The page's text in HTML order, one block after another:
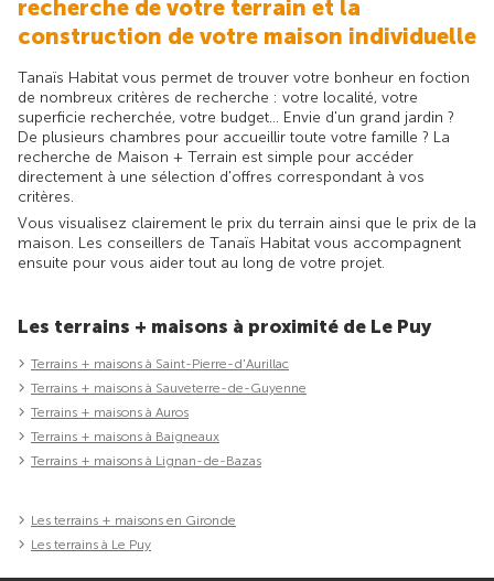
recherche de votre terrain et la
construction de votre maison individuelle
Tanaïs Habitat vous permet de trouver votre bonheur en foction
de nombreux critères de recherche : votre localité, votre
superficie recherchée, votre budget... Envie d'un grand jardin ?
De plusieurs chambres pour accueillir toute votre famille ? La
recherche de Maison + Terrain est simple pour accéder
directement à une sélection d'offres correspondant à vos
critères.
Vous visualisez clairement le prix du terrain ainsi que le prix de la
maison. Les conseillers de Tanaïs Habitat vous accompagnent
ensuite pour vous aider tout au long de votre projet.
Les terrains + maisons à proximité de Le Puy
Terrains + maisons à Saint-Pierre-d'Aurillac
Terrains + maisons à Sauveterre-de-Guyenne
Terrains + maisons à Auros
Terrains + maisons à Baigneaux
Terrains + maisons à Lignan-de-Bazas
Les terrains + maisons en Gironde
Les terrains à Le Puy